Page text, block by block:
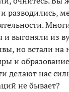
разводились,
и выгоняли из
но встали на
и
делают нас
не бывает?